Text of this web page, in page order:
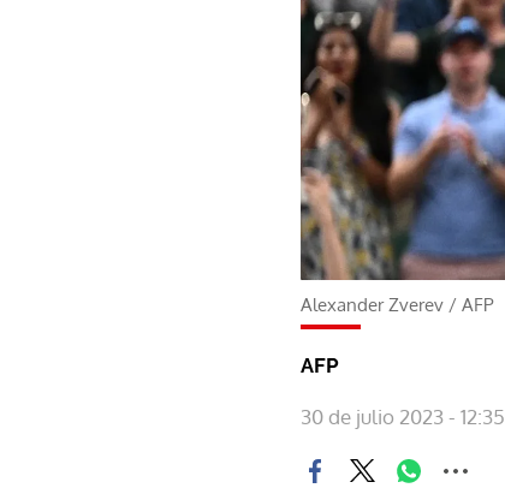
Alexander Zverev / AFP
AFP
30 de julio 2023 - 12:35